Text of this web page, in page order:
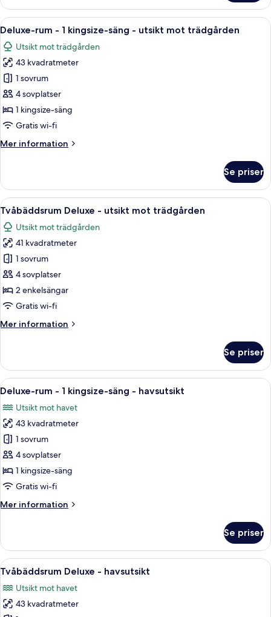
Pool
View
King
Öppna
alla
foton
för
Deluxe-
rum
-
1
säng
mot
trädgården
Ett modernt hotellrum med en stor
10
Deluxe-rum - 1 kingsize-säng - utsikt mot trädgården
Utsikt mot trädgården
43 kvadratmeter
1 sovrum
4 sovplatser
1 kingsize-säng
Gratis wi-fi
Mer information
Mer
rum
1
kingsize-
säng
utsikt
mot
trädgården
Se priser
Öppna
alla
foton
för
Tvåbäddsrum
Deluxe
-
utsikt
trädgården
Ett hotellrum med två sängar, ett
8
Tvåbäddsrum Deluxe - utsikt mot trädgården
Utsikt mot trädgården
41 kvadratmeter
1 sovrum
4 sovplatser
2 enkelsängar
Gratis wi-fi
Mer information
Mer
Deluxe
utsikt
trädgården
Se priser
Öppna
alla
foton
för
Deluxe-
rum
-
1
säng
Ett modernt hotellrum med en stor
8
Deluxe-rum - 1 kingsize-säng - havsutsikt
Utsikt mot havet
43 kvadratmeter
1 sovrum
4 sovplatser
1 kingsize-säng
Gratis wi-fi
Mer information
Mer
rum
1
säng
havsutsikt
Se priser
Öppna
alla
foton
för
Ett hotellrum med en stor säng, ett
8
Tvåbäddsrum Deluxe - havsutsikt
Utsikt mot havet
43 kvadratmeter